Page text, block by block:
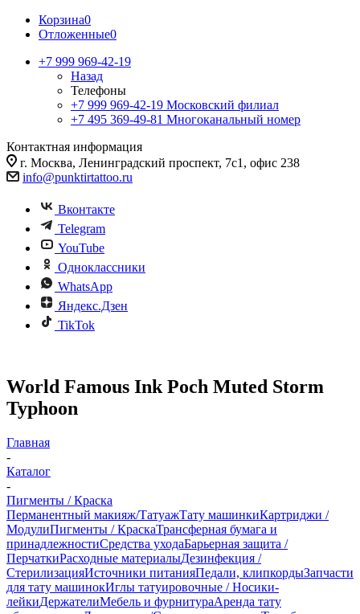
Корзина0
Отложенные0
+7 999 969-42-19
Назад
Телефоны
+7 999 969-42-19 Московский филиал
+7 495 369-49-81 Многоканальный номер
Контактная информация
г. Москва, Ленинградский проспект, 7с1, офис 238
info@punktirtattoo.ru
Вконтакте
Telegram
YouTube
Одноклассники
WhatsApp
Яндекс.Дзен
TikTok
World Famous Ink Poch Muted Storm
Typhoon
Главная
-
Каталог
-
Пигменты / Краска
Перманентный макияж/ТатуажТату машинкиКартриджи /
МодулиПигменты / КраскаТрансферная бумага и
принадлежностиСредства уходаБарьерная защита /
ПерчаткиРасходные материалыДезинфекция /
СтерилизацияИсточники питанияПедали, клипкордыЗапчасти
для тату машинокИглы татуировочные / Носики-
лейкиДержателиМебель и фурнитураАренда тату